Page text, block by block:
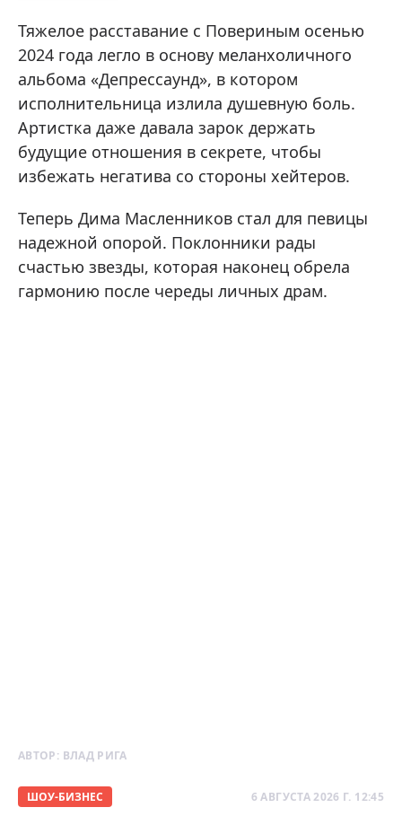
Тяжелое расставание с Повериным осенью
2024 года легло в основу меланхоличного
альбома «Депрессаунд», в котором
исполнительница излила душевную боль.
Артистка даже давала зарок держать
будущие отношения в секрете, чтобы
избежать негатива со стороны хейтеров.
Теперь Дима Масленников стал для певицы
надежной опорой. Поклонники рады
счастью звезды, которая наконец обрела
гармонию после череды личных драм.
АВТОР: ВЛАД РИГА
ШОУ-БИЗНЕС 6 АВГУСТА 2026 Г. 12:45